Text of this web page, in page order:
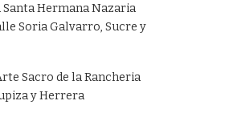
Hermana Nazaria
Galvarro, Sucre y
Sacro de la Rancheria
y Herrera